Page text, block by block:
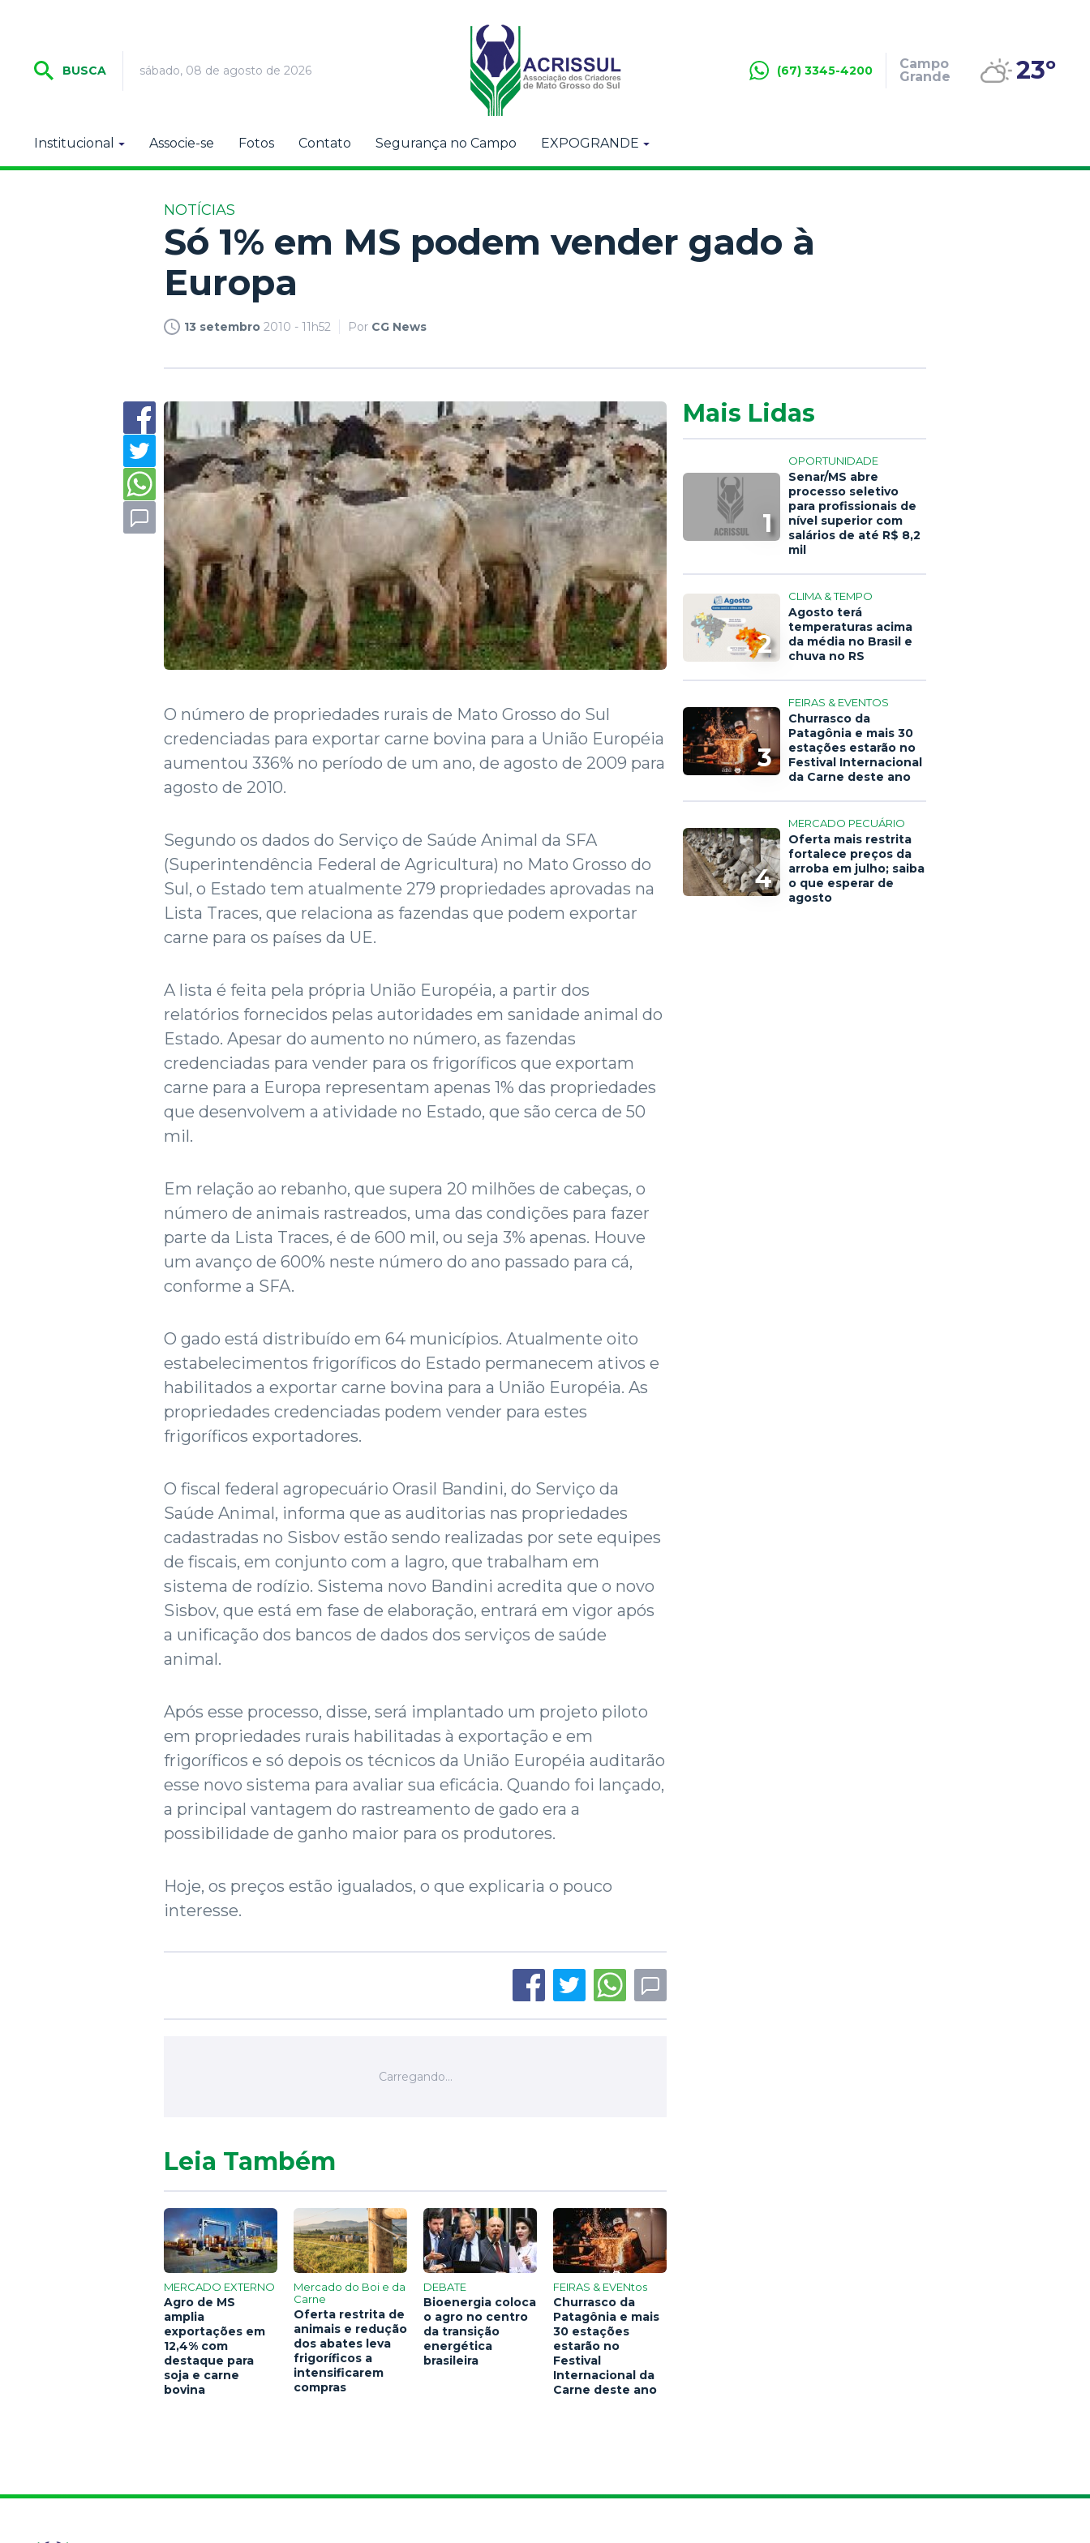
BUSCA sábado, 08 de agosto de 2026 (67) 3345-4200
Campo
Grande
23º
Institucional Associe-se Fotos Contato Segurança no Campo EXPOGRANDE
NOTÍCIAS
Só 1% em MS podem vender gado à
Europa
13 setembro 2010 - 11h52 Por CG News
O número de propriedades rurais de Mato Grosso do Sul
credenciadas para exportar carne bovina para a União Européia
aumentou 336% no período de um ano, de agosto de 2009 para
agosto de 2010.
Segundo os dados do Serviço de Saúde Animal da SFA
(Superintendência Federal de Agricultura) no Mato Grosso do
Sul, o Estado tem atualmente 279 propriedades aprovadas na
Lista Traces, que relaciona as fazendas que podem exportar
carne para os países da UE.
A lista é feita pela própria União Européia, a partir dos
relatórios fornecidos pelas autoridades em sanidade animal do
Estado. Apesar do aumento no número, as fazendas
credenciadas para vender para os frigoríficos que exportam
carne para a Europa representam apenas 1% das propriedades
que desenvolvem a atividade no Estado, que são cerca de 50
mil.
Em relação ao rebanho, que supera 20 milhões de cabeças, o
número de animais rastreados, uma das condições para fazer
parte da Lista Traces, é de 600 mil, ou seja 3% apenas. Houve
um avanço de 600% neste número do ano passado para cá,
conforme a SFA.
O gado está distribuído em 64 municípios. Atualmente oito
estabelecimentos frigoríficos do Estado permanecem ativos e
habilitados a exportar carne bovina para a União Européia. As
propriedades credenciadas podem vender para estes
frigoríficos exportadores.
O fiscal federal agropecuário Orasil Bandini, do Serviço da
Saúde Animal, informa que as auditorias nas propriedades
cadastradas no Sisbov estão sendo realizadas por sete equipes
de fiscais, em conjunto com a Iagro, que trabalham em
sistema de rodízio. Sistema novo Bandini acredita que o novo
Sisbov, que está em fase de elaboração, entrará em vigor após
a unificação dos bancos de dados dos serviços de saúde
animal.
Após esse processo, disse, será implantado um projeto piloto
em propriedades rurais habilitadas à exportação e em
frigoríficos e só depois os técnicos da União Européia auditarão
esse novo sistema para avaliar sua eficácia. Quando foi lançado,
a principal vantagem do rastreamento de gado era a
possibilidade de ganho maior para os produtores.
Hoje, os preços estão igualados, o que explicaria o pouco
interesse.
Mais Lidas
1
OPORTUNIDADE
Senar/MS abre
processo seletivo
para profissionais de
nível superior com
salários de até R$ 8,2
mil
2
CLIMA & TEMPO
Agosto terá
temperaturas acima
da média no Brasil e
chuva no RS
3
FEIRAS & EVENTOS
Churrasco da
Patagônia e mais 30
estações estarão no
Festival Internacional
da Carne deste ano
4
MERCADO PECUÁRIO
Oferta mais restrita
fortalece preços da
arroba em julho; saiba
o que esperar de
agosto
Leia Também
MERCADO EXTERNO
Agro de MS
amplia
exportações em
12,4% com
destaque para
soja e carne
bovina
Mercado do Boi e da
Carne
Oferta restrita de
animais e redução
dos abates leva
frigoríficos a
intensificarem
compras
DEBATE
Bioenergia coloca
o agro no centro
da transição
energética
brasileira
FEIRAS & EVENtos
Churrasco da
Patagônia e mais
30 estações
estarão no
Festival
Internacional da
Carne deste ano